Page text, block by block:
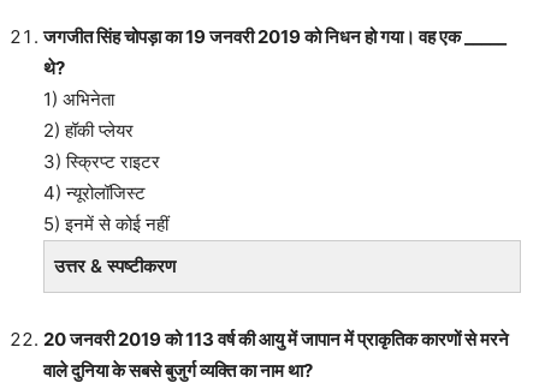
जगजीत सिंह चोपड़ा का 19 जनवरी 2019 को निधन हो गया। वह एक _____
थे?
1) अभिनेता
2) हॉकी प्लेयर
3) स्क्रिप्ट राइटर
4) न्यूरोलॉजिस्ट
5) इनमें से कोई नहीं
उत्तर & स्पष्टीकरण
20 जनवरी 2019 को 113 वर्ष की आयु में जापान में प्राकृतिक कारणों से मरने
वाले दुनिया के सबसे बुजुर्ग व्यक्ति का नाम था?